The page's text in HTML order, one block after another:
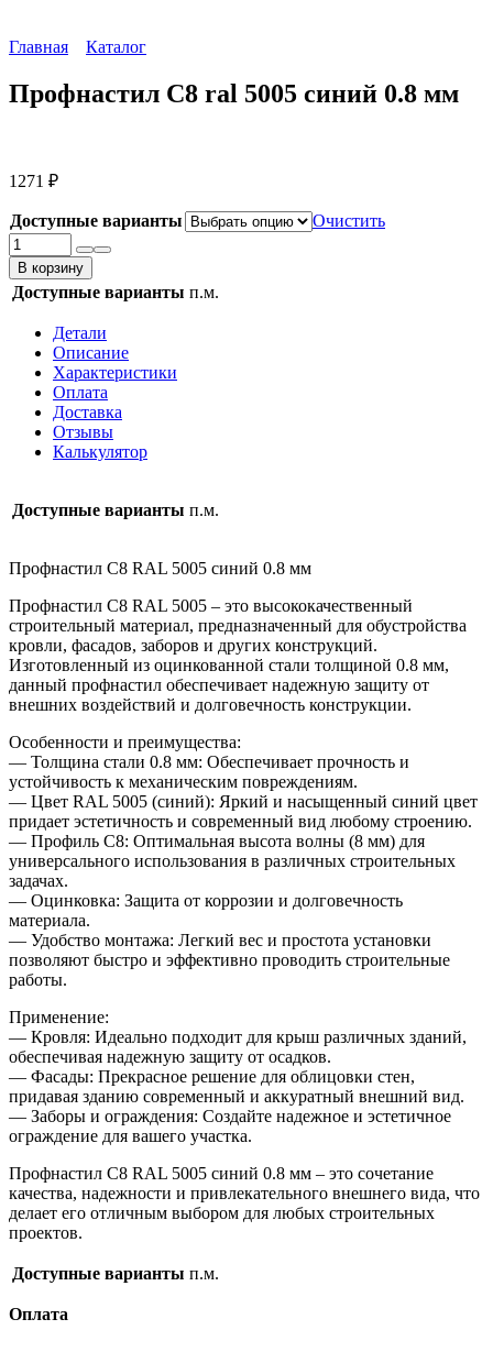
Главная Каталог
Профнастил С8 ral 5005 синий 0.8 мм
1271 ₽
Доступные варианты
Очистить
Количество
товара
Профнастил
С8
5005
синий
В корзину
Доступные варианты п.м.
Детали
Описание
Характеристики
Оплата
Доставка
Отзывы
Калькулятор
Доступные варианты п.м.
Профнастил С8 RAL 5005 синий 0.8 мм
Профнастил С8 RAL 5005 – это высококачественный
строительный материал, предназначенный для обустройства
кровли, фасадов, заборов и других конструкций.
Изготовленный из оцинкованной стали толщиной 0.8 мм,
данный профнастил обеспечивает надежную защиту от
внешних воздействий и долговечность конструкции.
Особенности и преимущества:
— Толщина стали 0.8 мм: Обеспечивает прочность и
устойчивость к механическим повреждениям.
— Цвет RAL 5005 (синий): Яркий и насыщенный синий цвет
придает эстетичность и современный вид любому строению.
— Профиль С8: Оптимальная высота волны (8 мм) для
универсального использования в различных строительных
задачах.
— Оцинковка: Защита от коррозии и долговечность
материала.
— Удобство монтажа: Легкий вес и простота установки
позволяют быстро и эффективно проводить строительные
работы.
Применение:
— Кровля: Идеально подходит для крыш различных зданий,
обеспечивая надежную защиту от осадков.
— Фасады: Прекрасное решение для облицовки стен,
придавая зданию современный и аккуратный внешний вид.
— Заборы и ограждения: Создайте надежное и эстетичное
ограждение для вашего участка.
Профнастил С8 RAL 5005 синий 0.8 мм – это сочетание
качества, надежности и привлекательного внешнего вида, что
делает его отличным выбором для любых строительных
проектов.
Доступные варианты п.м.
Оплата